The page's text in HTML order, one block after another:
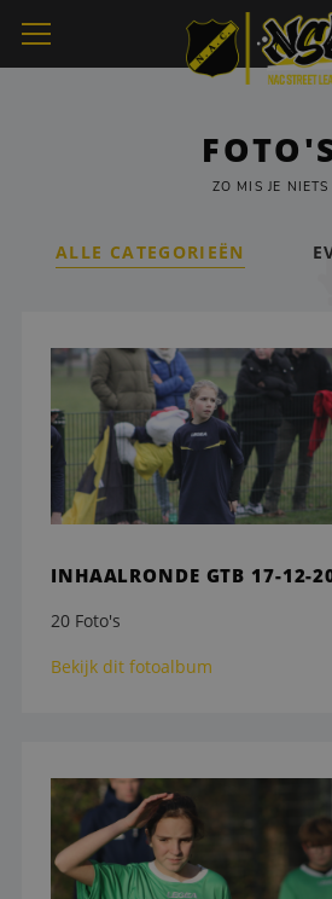
ZO MIS JE NIETS
ALLE CATEGORIEËN
INHAALRONDE GTB 17-12-
20 Foto's
Bekijk dit fotoalbum